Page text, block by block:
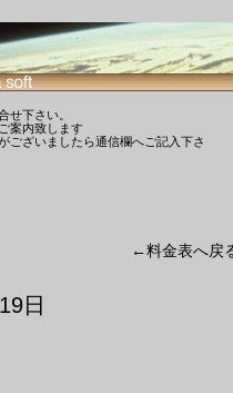
せ下さい。
案内致します
ございましたら通信欄へご記入下さ
←料金表へ戻
日